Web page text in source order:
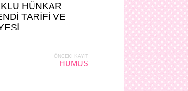
HÜNKAR
TARİFİ VE
ÖNCEKI KAYIT
HUMUS